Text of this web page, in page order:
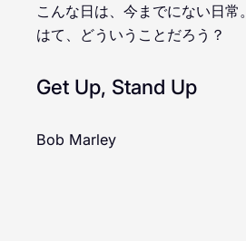
こんな日は、今までにない日常。
はて、どういうことだろう？
Get Up, Stand Up
Bob Marley